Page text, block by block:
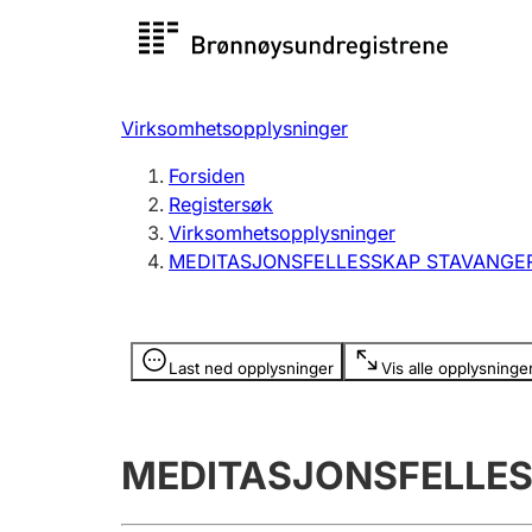
Registersøk
Registrere, endre, slette
Virksomhetsopplysninger
Forsiden
Registersøk
Virksomhetsopplysninger
MEDITASJONSFELLESSKAP
Last ned opplysninger Vis alle
Opplysninger er skjult